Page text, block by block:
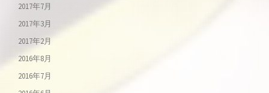
2017年7月
2017年3月
2017年2月
2016年8月
2016年7月